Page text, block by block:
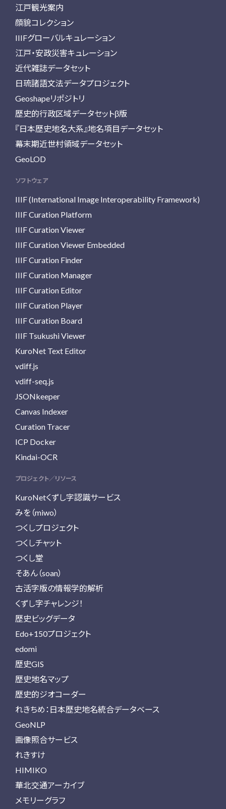
江戸観光案内
顔貌コレクション
IIIFグローバルキュレーション
江戸・安政災害キュレーション
近代雑誌データセット
日琉諸語文法データプロジェクト
Geoshapeリポジトリ
歴史的行政区域データセットβ版
『日本歴史地名大系』地名項目データセット
幕末期近世村領域データセット
GeoLOD
ソフトウェア
IIIF (International Image Interoperability Framework)
IIIF Curation Platform
IIIF Curation Viewer
IIIF Curation Viewer Embedded
IIIF Curation Finder
IIIF Curation Manager
IIIF Curation Editor
IIIF Curation Player
IIIF Curation Board
IIIF Tsukushi Viewer
KuroNet Text Editor
vdiff.js
vdiff-seq.js
JSONkeeper
Canvas Indexer
Curation Tracer
ICP Docker
Kindai-OCR
プロジェクト／リソース
KuroNetくずし字認識サービス
みを（miwo）
つくしプロジェクト
つくしチャット
つくし堂
そあん（soan）
古活字版の情報学的解析
くずし字チャレンジ！
歴史ビッグデータ
Edo+150プロジェクト
edomi
歴史GIS
歴史地名マップ
歴史的ジオコーダー
れきちめ：日本歴史地名統合データベース
GeoNLP
画像照合サービス
れきすけ
HIMIKO
華北交通アーカイブ
メモリーグラフ